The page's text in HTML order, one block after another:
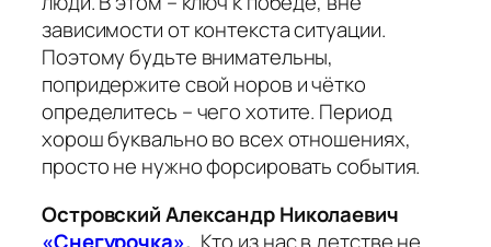
зависимости от контекста ситуации.
Поэтому будьте внимательны,
попридержите свой норов и чётко
определитесь – чего хотите. Период
хорош буквально во всех отношениях,
просто не нужно форсировать события.
Островский Александр Николаевич